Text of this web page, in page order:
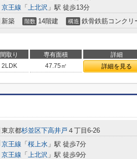
京王線 「 上北沢 」駅 徒歩13分
新築 階数 14階建 構造 鉄骨鉄筋コンクリ
間取り 専有面積 詳細
2LDK 47.75㎡ 詳細を見る
東京都杉並区下高井戸 ４丁目6-26
京王線 「 桜上水 」駅 徒歩7分
京王線 「 上北沢 」駅 徒歩9分